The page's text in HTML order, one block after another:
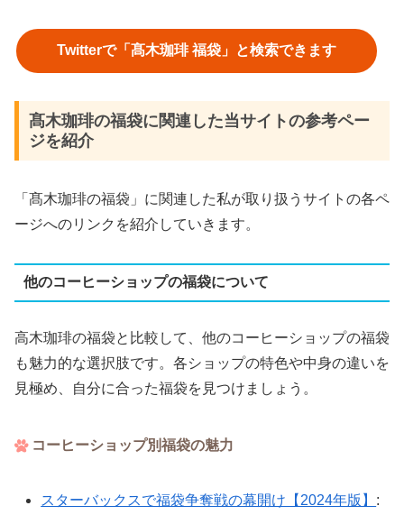
Twitterで「髙木珈琲 福袋」と検索できます
髙木珈琲の福袋に関連した当サイトの参考ペー
ジを紹介
「髙木珈琲の福袋」に関連した私が取り扱うサイトの各ペ
ージへのリンクを紹介していきます。
他のコーヒーショップの福袋について
高木珈琲の福袋と比較して、他のコーヒーショップの福袋
も魅力的な選択肢です。各ショップの特色や中身の違いを
見極め、自分に合った福袋を見つけましょう。
コーヒーショップ別福袋の魅力
スターバックスで福袋争奪戦の幕開け【2024年版】 :